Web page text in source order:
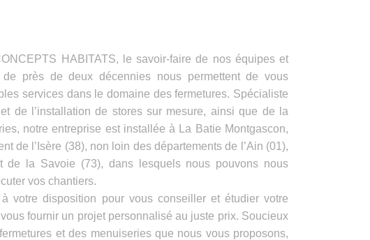
HABITATS, le savoir-faire de nos équipes et
de près de deux décennies nous permettent de vous
services dans le domaine des fermetures. Spécialiste
de l’installation de stores sur mesure, ainsi que de la
notre entreprise est installée à La Batie Montgascon,
de l’Isère (38), non loin des départements de l’Ain (01),
de la Savoie (73), dans lesquels nous pouvons nous
vos chantiers.
votre disposition pour vous conseiller et étudier votre
fournir un projet personnalisé au juste prix. Soucieux
et des menuiseries que nous vous proposons,